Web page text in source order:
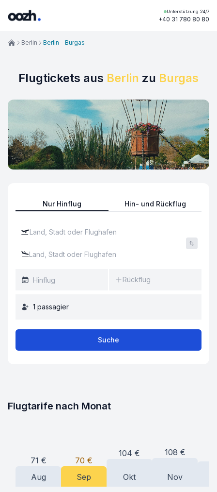
Unterstützung 24/7
+40 31 780 80 80
Flugtickets aus Berlin zu Burgas
Nur Hinflug Hin- und Rückflug
Rückflug
1 passagier
Suche
Berlin Berlin - Burgas
Flugtarife nach Monat
71 €
Aug
70 €
Sep
104 €
Okt
108 €
Nov